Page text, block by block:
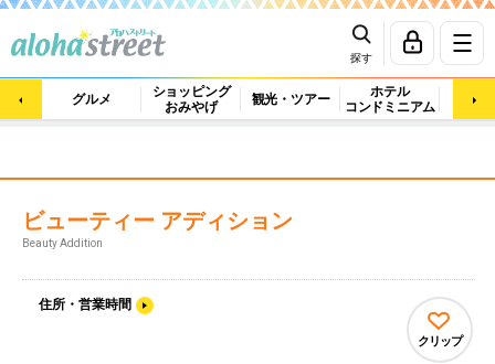
探す
グルメ
ショッピング
おみやげ
観光・ツアー
ホテル
コンドミニアム
マッ
ビューティー アディション
Beauty Addition
住所・営業時間
クリップ